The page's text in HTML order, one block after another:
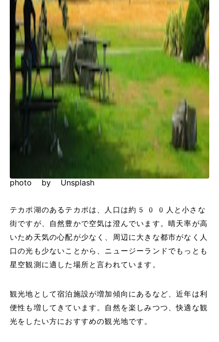
photo by Unsplash
テカポ湖のあるテカポは、人口は約500人と小さな
街ですが、自然豊かで空気は澄んでいます。晴天率が高
いため天気の心配が少なく、周辺に大きな都市がなく人
口の光も少ないことから、ニュージーランドでもっとも
星空観測に適した場所と言われています。
観光地として宿泊施設が増加傾向にあるなど、近年は利
便性も増してきています。自然を楽しみつつ、快適な観
光をしたい方におすすめの観光地です。